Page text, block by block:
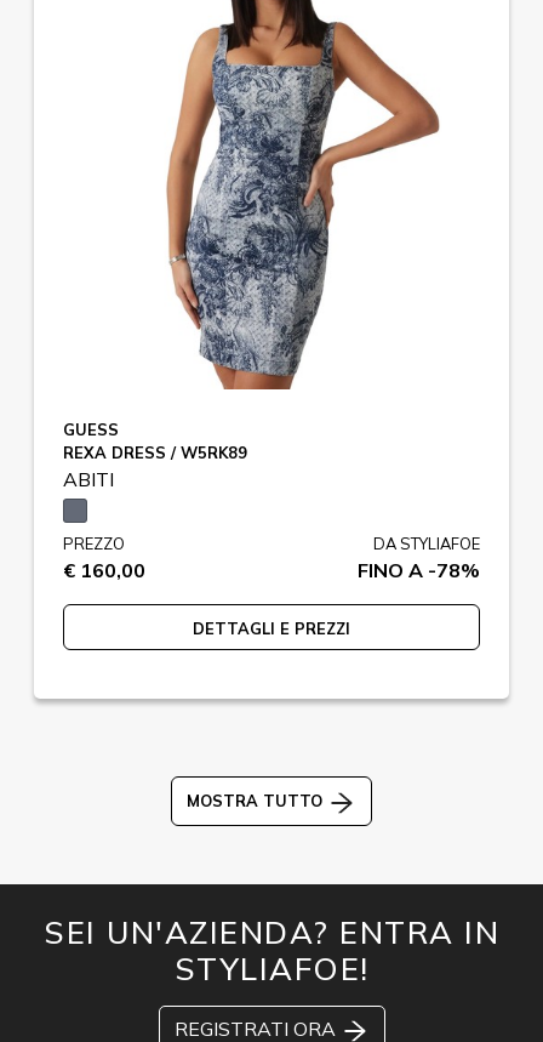
GUESS
REXA DRESS / W5RK89
ABITI
PREZZO
€ 160,00
DA STYLIAFOE
FINO A -78%
DETTAGLI E PREZZI
MOSTRA TUTTO
SEI UN'AZIENDA? ENTRA IN
STYLIAFOE!
REGISTRATI ORA